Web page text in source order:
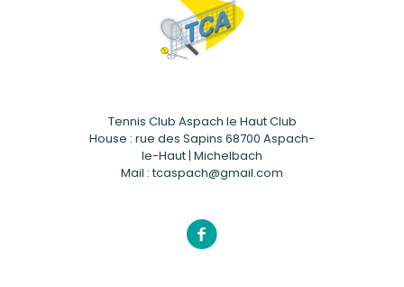
Tennis Club Aspach le Haut Club
House : rue des Sapins 68700 Aspach-
le-Haut | Michelbach
Mail : tcaspach@gmail.com